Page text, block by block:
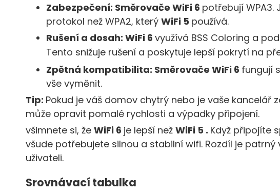
Zabezpečení: Směrovače WiFi 6 potřebují WPA3.
protokol než WPA2, který WiFi 5 používá.
Rušení a dosah: WiFi 6 využívá BSS Coloring a
Tento snižuje rušení a poskytuje lepší pokrytí na
Zpětná kompatibilita: Směrovače WiFi 6 fungují
vše vyměnit.
Tip: Pokud je váš domov chytrý nebo je vaše kancelář
může opravit pomalé rychlosti a výpadky připojení.
všimnete si, že WiFi 6 je lepší než WiFi 5 . Když připojíte
všude potřebujete silnou a stabilní wifi. Rozdíl je
uživateli.
Srovnávací tabulka